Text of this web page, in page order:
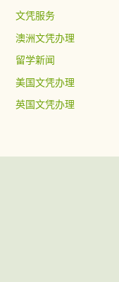
文凭服务
澳洲文凭办理
留学新闻
美国文凭办理
英国文凭办理